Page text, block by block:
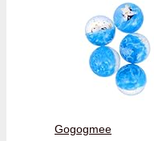
Gogogmee